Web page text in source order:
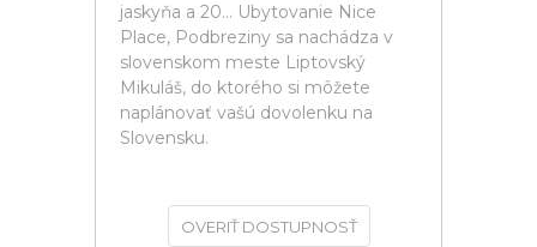
jaskyňa a 20... Ubytovanie Nice
Place, Podbreziny sa nachádza v
slovenskom meste Liptovský
Mikuláš, do ktorého si môžete
naplánovať vašú dovolenku na
Slovensku.
OVERIŤ DOSTUPNOSŤ